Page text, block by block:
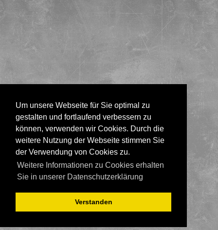
Um unsere Webseite für Sie optimal zu
gestalten und fortlaufend verbessern zu
können, verwenden wir Cookies. Durch die
weitere Nutzung der Webseite stimmen Sie
der Verwendung von Cookies zu.
Weitere Informationen zu Cookies erhalten
Sie in unserer Datenschutzerklärung
Verstanden